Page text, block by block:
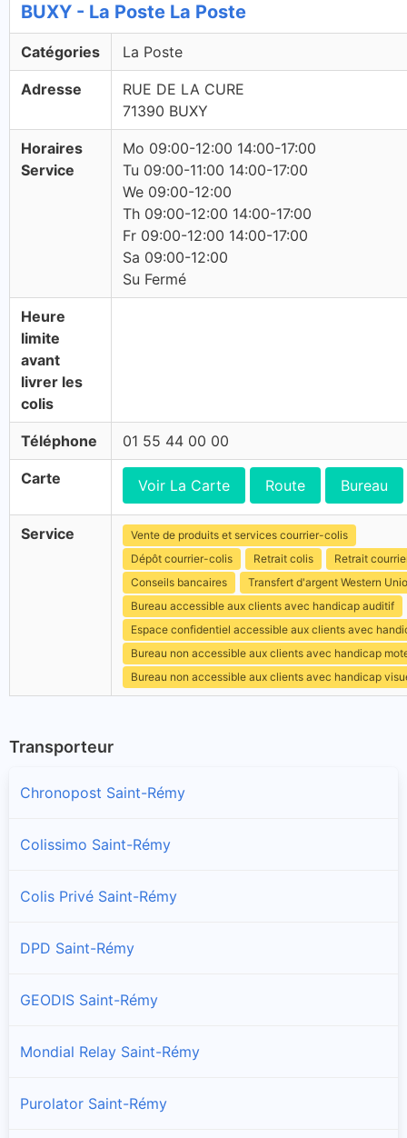
BUXY - La Poste La Poste
Catégories La Poste
Adresse
RUE DE LA CURE
71390 BUXY
Horaires
Service
Mo 09:00-12:00 14:00-17:00
Tu 09:00-11:00 14:00-17:00
We 09:00-12:00
Th 09:00-12:00 14:00-17:00
Fr 09:00-12:00 14:00-17:00
Sa 09:00-12:00
Su Fermé
Heure
limite
avant
livrer les
colis
Téléphone 01 55 44 00 00
Carte Voir La Carte Route Bureau
Service
Vente de produits et services courrier-colis
Dépôt courrier-colis
Retrait colis
Retrait
Conseils bancaires
Transfert d'argent Western
Bureau accessible aux clients avec handicap auditif
Espace confidentiel accessible aux clients avec
Bureau non accessible aux clients avec handicap
Bureau non accessible aux clients avec handicap
Transporteur
Chronopost Saint-Rémy
Colissimo Saint-Rémy
Colis Privé Saint-Rémy
DPD Saint-Rémy
GEODIS Saint-Rémy
Mondial Relay Saint-Rémy
Purolator Saint-Rémy